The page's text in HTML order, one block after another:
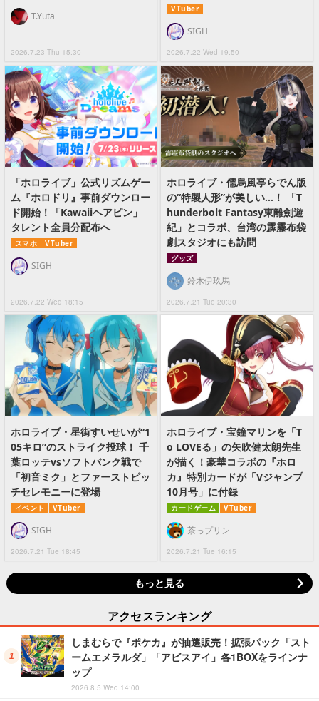
2026.7.23 Thu 15:30
T.Yuta
VTuber
2026.7.22 Wed 19:50
SIGH
「ホロライブ」公式リズムゲー
ム『ホロドリ』事前ダウンロー
ド開始！「Kawaiiヘアピン」
タレント全員分配布へ
スマホ VTuber
2026.7.22 Wed 18:15
SIGH
ホロライブ・儒烏風亭らでん版
の“特製人形”が美しい…！ 「T
hunderbolt Fantasy東離劍遊
紀」とコラボ、台湾の霹靂布袋
劇スタジオにも訪問
グッズ
2026.7.21 Tue 20:30
鈴木伊玖馬
ホロライブ・星街すいせいが“1
05キロ”のストライク投球！ 千
葉ロッテvsソフトバンク戦で
「初音ミク」とファーストピッ
チセレモニーに登場
イベント VTuber
2026.7.21 Tue 18:45
SIGH
ホロライブ・宝鐘マリンを「T
o LOVEる」の矢吹健太朗先生
が描く！豪華コラボの『ホロ
カ』特別カードが「Vジャンプ
10月号」に付録
カードゲーム VTuber
2026.7.21 Tue 16:15
茶っプリン
もっと見る
アクセスランキング
しまむらで『ポケカ』が抽選販売！拡張パック「スト
ームエメラルダ」「アビスアイ」各1BOXをラインナ
ップ
2026.8.5 Wed 14:00